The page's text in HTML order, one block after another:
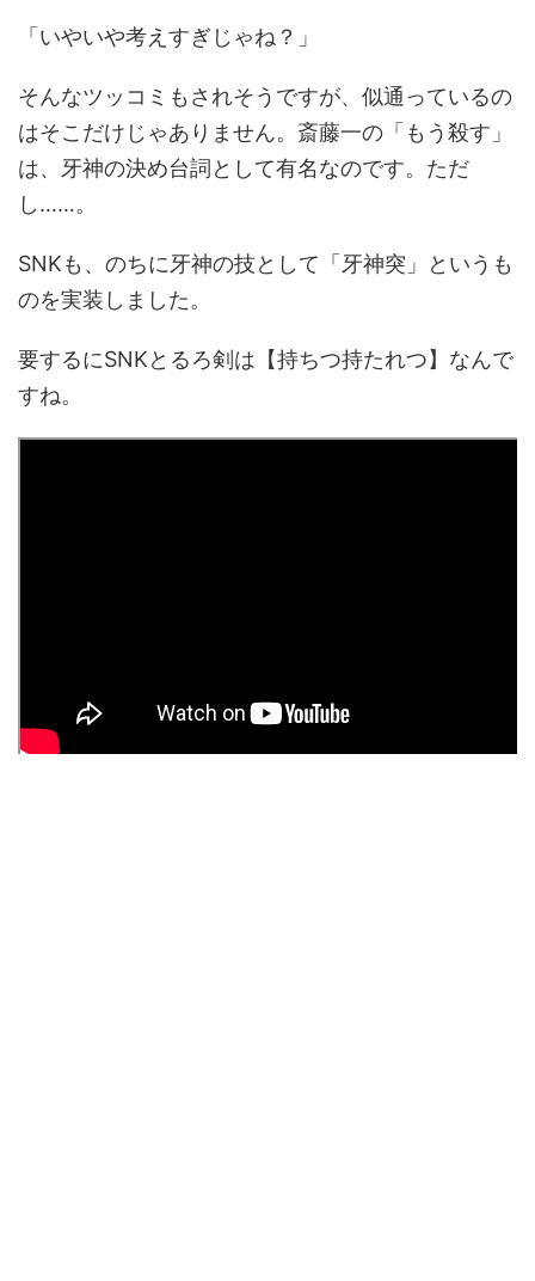
「いやいや考えすぎじゃね？」
そんなツッコミもされそうですが、似通っているの
はそこだけじゃありません。斎藤一の「もう殺す」
は、牙神の決め台詞として有名なのです。ただ
し……。
SNKも、のちに牙神の技として「牙神突」というも
のを実装しました。
要するにSNKとるろ剣は【持ちつ持たれつ】なんで
すね。